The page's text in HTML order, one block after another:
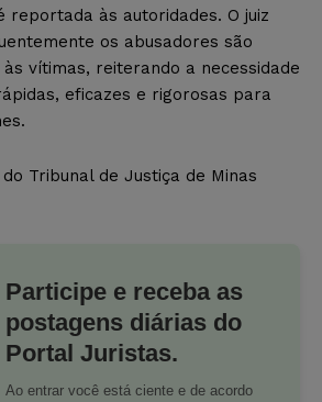
reportada às autoridades. O juiz
os abusadores são
vítimas, reiterando a necessidade
eficazes e rigorosas para
Tribunal de Justiça de Minas
Participe e receba as
postagens diárias do
Portal Juristas.
Ao entrar você está ciente e de acordo